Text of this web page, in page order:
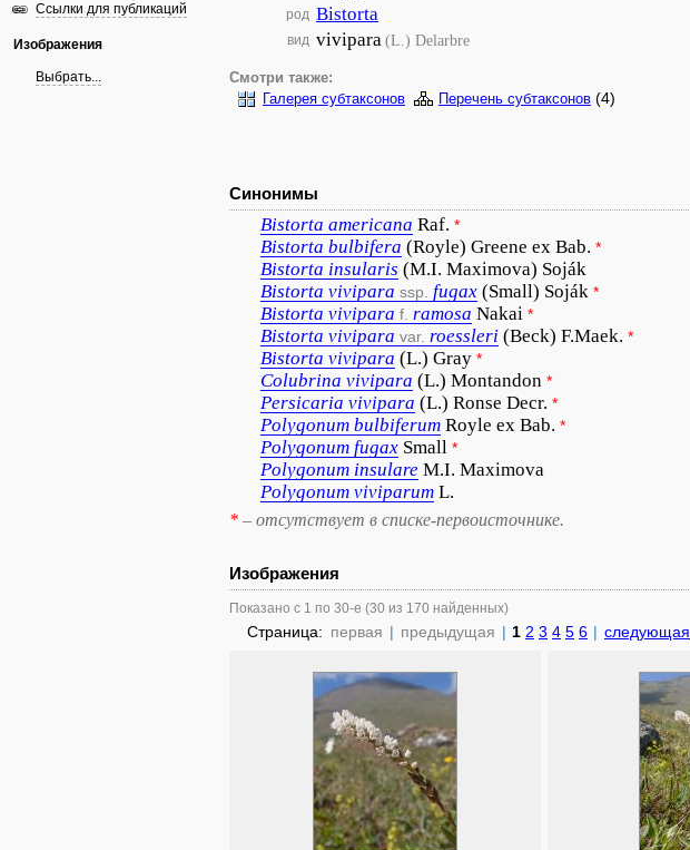
Ссылки для публикаций
Изображения
Выбрать...
род Bistorta
вид vivipara(L.) Delarbre
Смотри также:
Галерея субтаксонов
Перечень субтаксонов (4)
Синонимы
Bistorta americana Raf. *
Bistorta bulbifera (Royle) Greene ex Bab. *
Bistorta insularis (M.I. Maximova) Soják
Bistorta vivipara ssp. fugax (Small) Soják *
Bistorta vivipara f. ramosa Nakai *
Bistorta vivipara var. roessleri (Beck) F.Maek. *
Bistorta vivipara (L.) Gray *
Colubrina vivipara (L.) Montandon *
Persicaria vivipara (L.) Ronse Decr. *
Polygonum bulbiferum Royle ex Bab. *
Polygonum fugax Small *
Polygonum insulare M.I. Maximova
Polygonum viviparum L.
* – отсутствует в списке-первоисточнике.
Изображения
Показано с 1 по 30-е (30 из 170 найденных)
Страница: первая | предыдущая | 1 2 3 4 5 6 | следующая